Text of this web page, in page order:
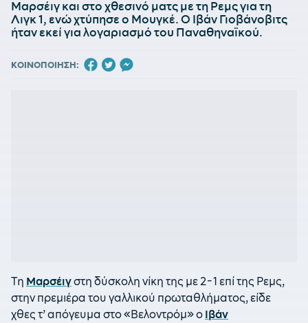
Μαρσέιγ και στο χθεσινό ματς με τη Ρεμς για τη
Λιγκ 1, ενώ χτύπησε ο Μουγκέ. Ο Ιβάν Γιοβάνοβιτς
ήταν εκεί για λογαριασμό του Παναθηναϊκού.
ΚΟΙΝΟΠΟΙΗΣΗ:
Τη Μαρσέιγστη δύσκολη νίκη της με 2-1 επί της Ρεμς,
στην πρεμιέρα του γαλλικού πρωταθλήματος, είδε
χθες τ’ απόγευμα στο «Βελοντρόμ» ο Ιβάν